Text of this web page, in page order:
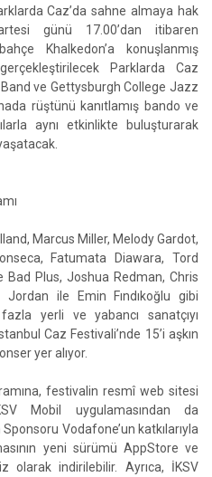
Caz’da sahne almaya hak
günü 17.00’dan itibaren
Khalkedon’a konuşlanmış
Parklarda Caz
ve Gettysburgh College Jazz
rüştünü kanıtlamış bando ve
aynı etkinlikte buluşturarak
Marcus Miller, Melody Gardot,
Fatumata Diawara, Tord
Bad Plus, Joshua Redman, Chris
ile Emin Fındıkoğlu gibi
yerli ve yabancı sanatçıyı
Caz Festivali’nde 15’i aşkın
yer alıyor.
festivalin resmî web sitesi
Mobil uygulamasından da
Vodafone’un katkılarıyla
yeni sürümü AppStore ve
olarak indirilebilir. Ayrıca, İKSV